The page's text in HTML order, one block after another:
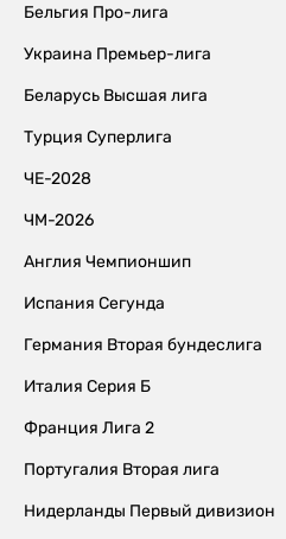
Бельгия Про-лига
Украина Премьер-лига
Беларусь Высшая лига
Турция Суперлига
ЧЕ-2028
ЧМ-2026
Англия Чемпионшип
Испания Сегунда
Германия Вторая бундеслига
Италия Серия Б
Франция Лига 2
Португалия Вторая лига
Нидерланды Первый дивизион